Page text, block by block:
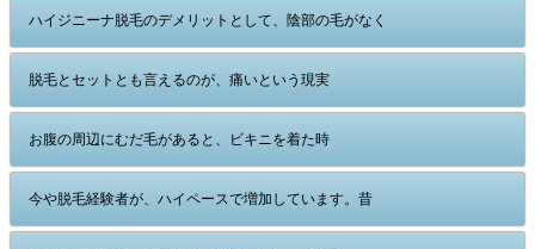
ハイジニーナ脱毛のデメリットとして、陰部の毛がなく
脱毛とセットとも言えるのが、痛いという現実
お腹の周辺にむだ毛があると、ビキニを着た時
今や脱毛経験者が、ハイペースで増加しています。昔